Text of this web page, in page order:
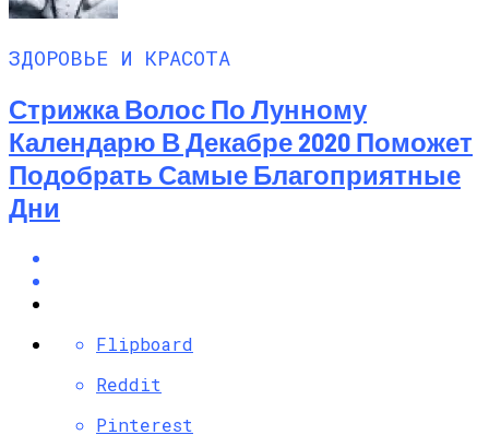
ЗДОРОВЬЕ И КРАСОТА
Стрижка Волос По Лунному
Календарю В Декабре 2020 Поможет
Подобрать Самые Благоприятные
Дни
Flipboard
Reddit
Pinterest